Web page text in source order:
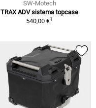
SW-Motech
TRAX ADV sistema topcase
540,00 €1